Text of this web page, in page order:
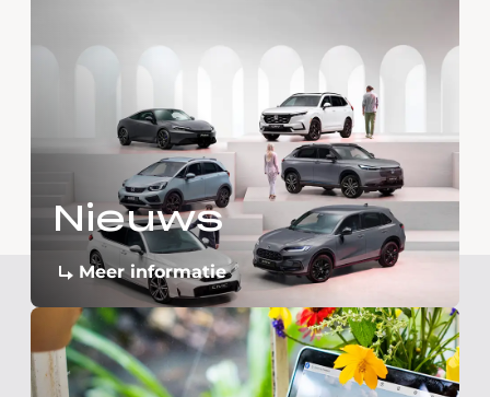
Nieuws
Meer informatie